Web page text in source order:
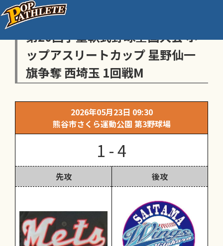
センス・トラストトーナメント
第20回学童軟式野球全国大会 ポ
ップアスリートカップ 星野仙一
旗争奪 西埼玉 1回戦M
2026年05月23日 09:30
熊谷市さくら運動公園 第3野球場
1 - 4
先攻 後攻